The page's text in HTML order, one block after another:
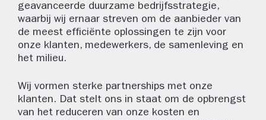
geavanceerde duurzame bedrijfsstrategie,
waarbij wij ernaar streven om de aanbieder van
de meest efficiënte oplossingen te zijn voor
onze klanten, medewerkers, de samenleving en
het milieu.
Wij vormen sterke partnerships met onze
klanten. Dat stelt ons in staat om de opbrengst
van het reduceren van onze kosten en